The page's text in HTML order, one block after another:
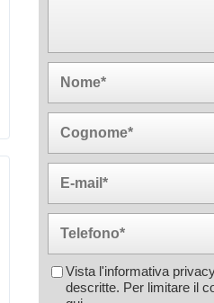
Vista l'informativa
descritte. Per limitare il